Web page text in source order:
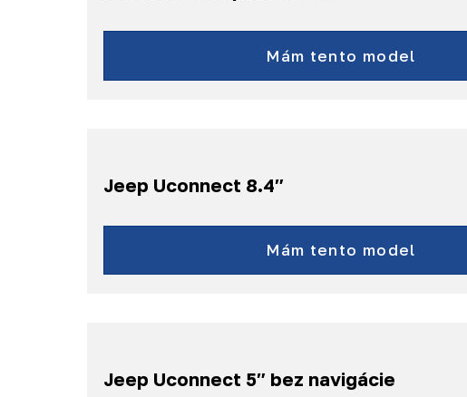
Cherokee
Grand Cherokee
a ďalšie...
Mám tento model
Jeep Uconnect 8.4″
Cherokee (KL) - r.v. 2014-2017
Grand Cherokee (WK2) - r.v. 2014-2017
a ďalšie...
Mám tento model
Jeep Uconnect 5″ bez navigácie